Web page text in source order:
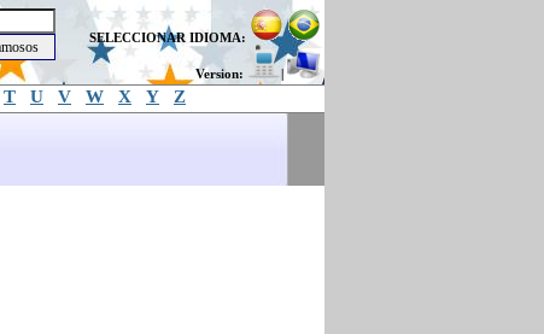
SELECCIONAR IDIOMA:
Version: |
T U V W X Y Z